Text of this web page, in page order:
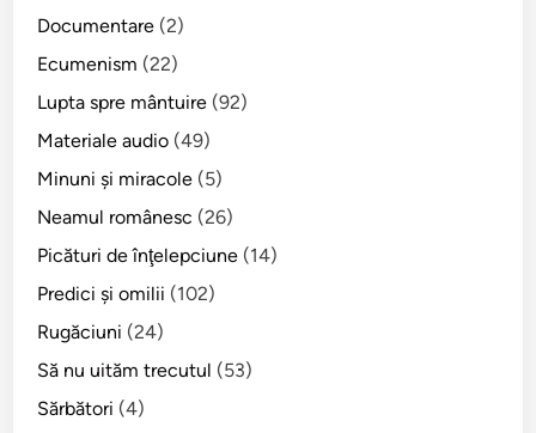
ş
i
r
r
â
n
i
e
Documentare (2)
Ecumenism (22)
Lupta spre mântuire (92)
Materiale audio (49)
Minuni şi miracole (5)
Neamul românesc (26)
Picături de înţelepciune (14)
Predici şi omilii (102)
Rugăciuni (24)
Să nu uităm trecutul (53)
Sărbători (4)